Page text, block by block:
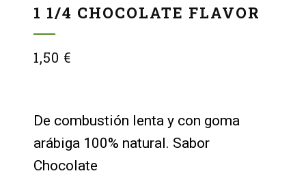
1 1/4 CHOCOLATE FLAVOR
1,50 €
De combustión lenta y con goma
arábiga 100% natural. Sabor
Chocolate